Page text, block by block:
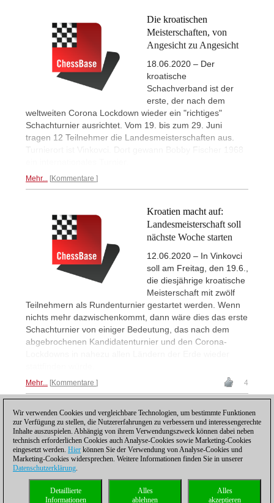
Die kroatischen
Meisterschaften, von
Angesicht zu Angesicht
18.06.2020 – Der
kroatische
Schachverband ist der
erste, der nach dem
weltweiten Corona Lockdown wieder ein "richtiges"
Schachturnier ausrichtet. Vom 19. bis zum 29. Juni
tragen 12 Teilnehmer die Landesmeisterschaften aus.
Turnierort ist Vinkovci. Dort gewann Bobby Fischer 1968
Mehr... Kommentare
Kroatien macht auf:
Landesmeisterschaft soll
nächste Woche starten
12.06.2020 – In Vinkovci
soll am Freitag, den 19.6.,
die diesjährige kroatische
Meisterschaft mit zwölf
Teilnehmern als Rundenturnier gestartet werden. Wenn
nichts mehr dazwischenkommt, dann wäre dies das erste
Schachturnier von einiger Bedeutung, das nach dem
abgebrochenen Kandidatenturnier und den Corona-
Mehr... Kommentare 4
1
Datenschutzhinweis| Kontakt| |Lizenzen
Compliance Hotline|
Wir verwenden Cookies und vergleichbare Technologien, um bestimmte Funktionen
zur Verfügung zu stellen, die Nutzererfahrungen zu verbessern und interessengerechte
Inhalte auszuspielen. Abhängig von ihrem Verwendungszweck können dabei neben
technisch erforderlichen Cookies auch Analyse-Cookies sowie Marketing-Cookies
eingesetzt werden. Hier können Sie der Verwendung von Analyse-Cookies und
Marketing-Cookies widersprechen. Weitere Informationen finden Sie in unserer
Datenschutzerklärung.
Alles
akzeptieren
Alles
ablehnen
Detaillierte
Informationen